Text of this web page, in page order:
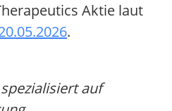
Aktie laut
.
auf